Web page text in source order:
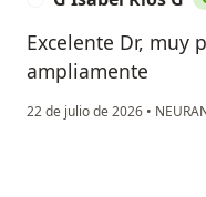
Excelente Dr, muy
ampliamente
22 de julio de 2026 •